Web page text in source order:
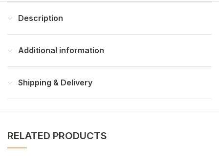
Description
Additional information
Shipping & Delivery
RELATED PRODUCTS